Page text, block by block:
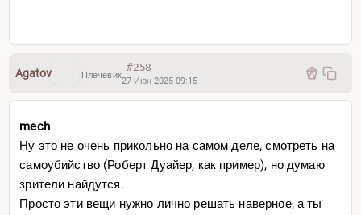
Agatov Плечевик
#258
27 Июн 2025 09:15
mech
Ну это не очень прикольно на самом деле, смотреть на
самоубийство (Роберт Дуайер, как пример), но думаю
зрители найдутся.
Просто эти вещи нужно лично решать наверное, а ты